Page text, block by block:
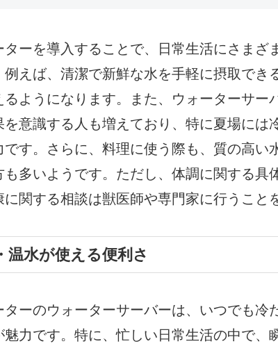
ーを導入することで、日常生活にさまざ
例えば、清潔で新鮮な水を手軽に摂取でき
ようになります。また、ウォーターサー
意識する人も増えており、特に夏場には
です。さらに、料理に使う際も、質の高い
多いようです。ただし、体調に関する具
関する相談は獣医師や専門家に行うこと
温水が使える便利さ
ーのウォーターサーバーは、いつでも冷
力です。特に、忙しい日常生活の中で、